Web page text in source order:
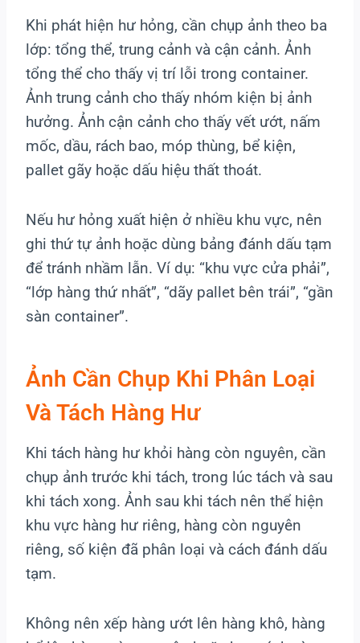
Khi phát hiện hư hỏng, cần chụp ảnh theo ba
lớp: tổng thể, trung cảnh và cận cảnh. Ảnh
tổng thể cho thấy vị trí lỗi trong container.
Ảnh trung cảnh cho thấy nhóm kiện bị ảnh
hưởng. Ảnh cận cảnh cho thấy vết ướt, nấm
mốc, dầu, rách bao, móp thùng, bể kiện,
pallet gãy hoặc dấu hiệu thất thoát.
Nếu hư hỏng xuất hiện ở nhiều khu vực, nên
ghi thứ tự ảnh hoặc dùng bảng đánh dấu tạm
để tránh nhầm lẫn. Ví dụ: “khu vực cửa phải”,
“lớp hàng thứ nhất”, “dãy pallet bên trái”, “gần
sàn container”.
Ảnh Cần Chụp Khi Phân Loại
Và Tách Hàng Hư
Khi tách hàng hư khỏi hàng còn nguyên, cần
chụp ảnh trước khi tách, trong lúc tách và sau
khi tách xong. Ảnh sau khi tách nên thể hiện
khu vực hàng hư riêng, hàng còn nguyên
riêng, số kiện đã phân loại và cách đánh dấu
tạm.
Không nên xếp hàng ướt lên hàng khô, hàng